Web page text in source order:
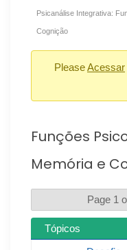
Psicanálise Integrativa:
Cognição
PleaseAcessar
Funções
Memória e
Page 1
Tópicos